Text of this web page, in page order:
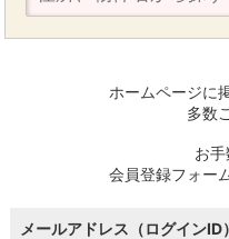
ホームページに
多数
お手
会員登録フォー
メールアドレス（ログインID）